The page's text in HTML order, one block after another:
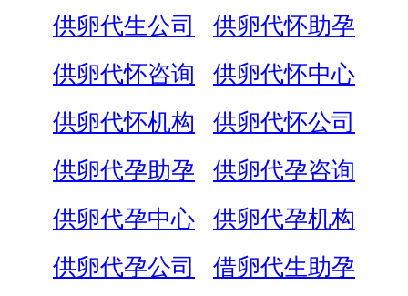
供卵代生公司
供卵代怀助孕
供卵代怀咨询
供卵代怀中心
供卵代怀机构
供卵代怀公司
供卵代孕助孕
供卵代孕咨询
供卵代孕中心
供卵代孕机构
供卵代孕公司
借卵代生助孕